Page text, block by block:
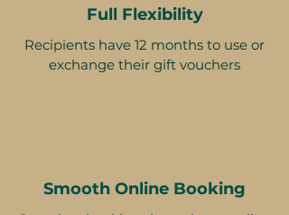
Full Flexibility
Recipients have 12 months to use or
exchange their gift vouchers
Smooth Online Booking